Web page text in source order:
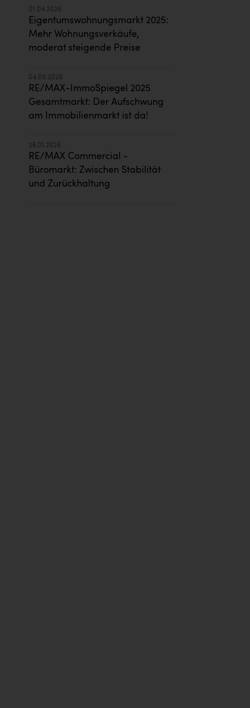
01.04.2026
Eigentumswohnungsmarkt 2025:
Mehr Wohnungsverkäufe,
moderat steigende Preise
04.03.2026
RE/MAX-ImmoSpiegel 2025
Gesamtmarkt: Der Aufschwung
am Immobilienmarkt ist da!
28.01.2026
RE/MAX Commercial -
Büromarkt: Zwischen Stabilität
und Zurückhaltung